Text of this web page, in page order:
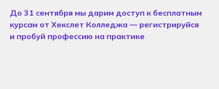
До 31 сентября мы дарим доступ к бесплатным
курсам от Хекслет Колледжа — регистрируйся
и пробуй профессию на практике